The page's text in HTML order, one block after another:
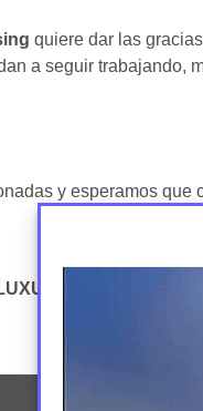
quiere dar las
a seguir trabajando,
y esperamos que